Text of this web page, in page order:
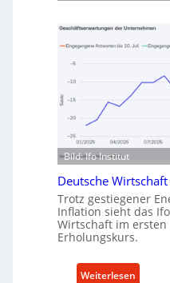
f
v
I
i
e
-
t
h
d
ü
r
n
a
c
h
a
Bild: Ifo Institut
Deutsche
Trotz gestiegener
Inflation sieht das
Wirtschaft im
Erholungskurs.
Weiterlesen